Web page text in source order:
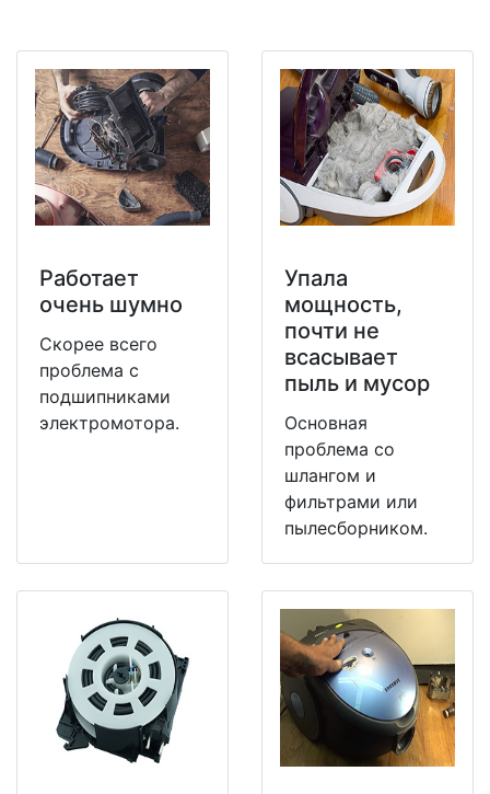
Работает
очень шумно
Скорее всего
проблема с
подшипниками
электромотора.
Упала
мощность,
почти не
всасывает
пыль и мусор
Основная
проблема со
шлангом и
фильтрами или
пылесборником.